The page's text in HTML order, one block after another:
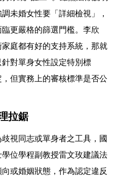
未婚女性要「詳細檢視」，
更嚴格的篩選門檻。李欣
庭都有好的支持系統，那就
對單身女性設定特別標
但實務上的審核標準是否公
拉鋸
視同志或單身者之工具，國
位學程副教授雷文玫建議法
或婚姻狀態，作為認定違反